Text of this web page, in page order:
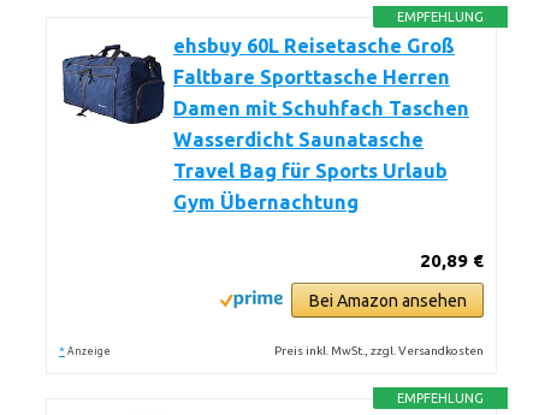
EMPFEHLUNG
ehsbuy 60L Reisetasche Groß
Faltbare Sporttasche Herren
Damen mit Schuhfach Taschen
Wasserdicht Saunatasche
Travel Bag für Sports Urlaub
Gym Übernachtung
20,89 €
Bei Amazon ansehen
* Anzeige Preis inkl. MwSt., zzgl. Versandkosten
EMPFEHLUNG